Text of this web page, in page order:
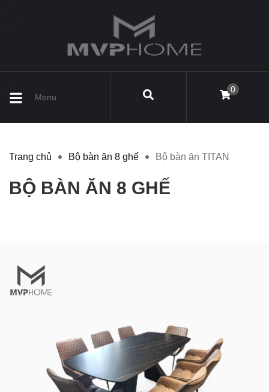
Menu
0
Trang chủ Bộ bàn ăn 8 ghế Bộ bàn ăn TITAN
BỘ BÀN ĂN 8 GHẾ